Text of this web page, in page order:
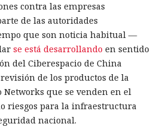
la verificación de la firma digital.
ejecutable sin firma; sin
reveló una
Para archivos con
del certificado se
la carga maliciosa
el archivo.
contra las empresas
de las autoridades
que son noticia habitual —
se está desarrollando en sentido
del Ciberespacio de China
de los productos de la
Networks que se venden en el
riesgos para la infraestructura
nacional.